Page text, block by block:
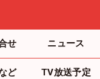
せ ニュース
ど TV放送予定